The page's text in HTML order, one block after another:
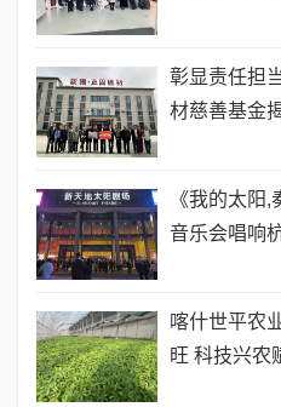
彰显责任担
材慈善基金
《我的太阳
音乐会唱响
喀什世平农
旺 科技兴农